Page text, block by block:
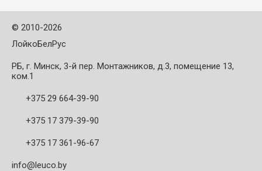
засверливания при подаче в ...
Конструктивные
© 2010-2026
ЛойкоБелРус
РБ, г. Минск, 3-й пер. Монтажников, д.3, помещение 13,
ком.1
+375 29 664-39-90
+375 17 379-39-90
+375 17 361-96-67
info@leuco.by